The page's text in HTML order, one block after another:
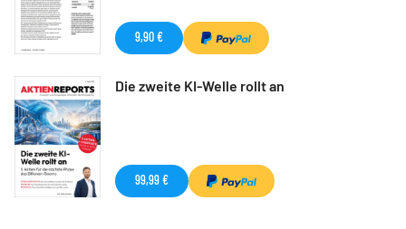
9,90 €
Die zweite KI-Welle rollt an
99,99 €